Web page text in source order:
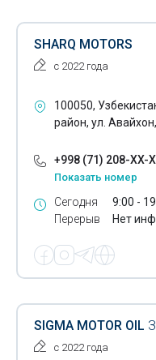
Подоконники
Полевой шпат
Поликарбонат
Полимерные красители
Полипропилен
Полипропиленовая
Полистирол
Полиэтилен
Полиэтиленовая пленка
SHARQ MOTORS
с 2022 года
100050,
район, ул.
+998 (71) 208-XX-
Показать номер
Сегодня
Перерыв
9:00 -
Нет
SIGMA MOTOR OIL
с 2022 года